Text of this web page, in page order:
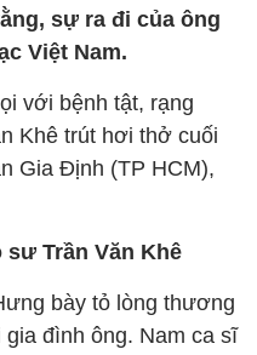
sự ra đi của ông
Việt Nam.
với bệnh tật, rạng
Khê trút hơi thở cuối
Gia Định (TP HCM),
Trần Văn Khê
bày tỏ lòng thương
đình ông. Nam ca sĩ